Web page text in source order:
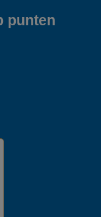
punten